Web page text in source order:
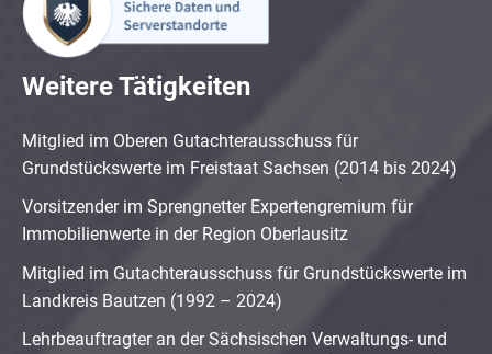
Weitere Tätigkeiten
Mitglied im Oberen Gutachterausschuss für
Grundstückswerte im Freistaat Sachsen (2014 bis 2024)
Vorsitzender im Sprengnetter Expertengremium für
Immobilienwerte in der Region Oberlausitz
Mitglied im Gutachterausschuss für Grundstückswerte im
Landkreis Bautzen (1992 – 2024)
Lehrbeauftragter an der Sächsischen Verwaltungs- und